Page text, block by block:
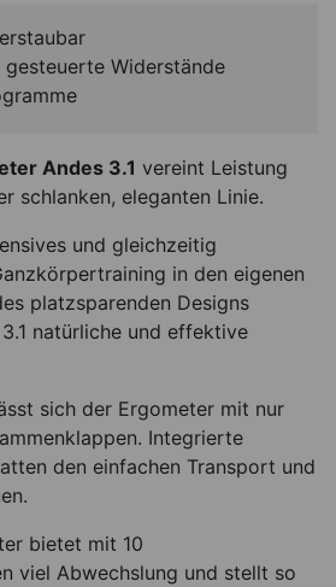
gesteuerte Widerstände
Andes 3.1 vereint Leistung
schlanken, eleganten Linie.
und gleichzeitig
in den eigenen
platzsparenden Designs
natürliche und effektive
sich der Ergometer mit nur
Integrierte
den einfachen Transport und
bietet mit 10
viel Abwechslung und stellt so